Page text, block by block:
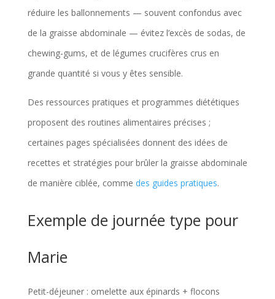
réduire les ballonnements — souvent confondus avec
de la graisse abdominale — évitez l’excès de sodas, de
chewing-gums, et de légumes crucifères crus en
grande quantité si vous y êtes sensible.
Des ressources pratiques et programmes diététiques
proposent des routines alimentaires précises ;
certaines pages spécialisées donnent des idées de
recettes et stratégies pour brûler la graisse abdominale
de manière ciblée, comme des guides pratiques.
Exemple de journée type pour
Marie
Petit-déjeuner : omelette aux épinards + flocons